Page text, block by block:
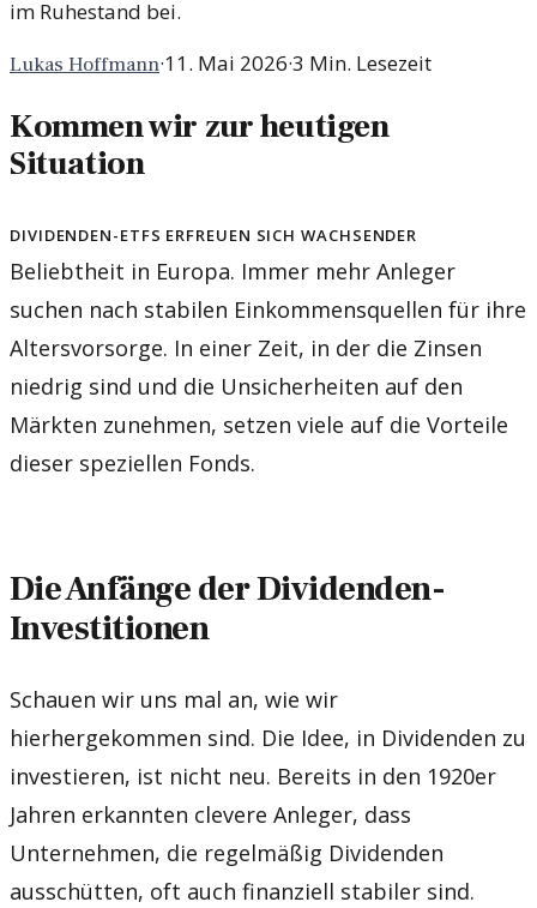
im Ruhestand bei.
Lukas Hoffmann·11. Mai 2026·3 Min. Lesezeit
Kommen wir zur heutigen
Situation
Dividenden-ETFs erfreuen sich wachsender
Beliebtheit in Europa. Immer mehr Anleger
suchen nach stabilen Einkommensquellen für ihre
Altersvorsorge. In einer Zeit, in der die Zinsen
niedrig sind und die Unsicherheiten auf den
Märkten zunehmen, setzen viele auf die Vorteile
dieser speziellen Fonds.
Die Anfänge der Dividenden-
Investitionen
Schauen wir uns mal an, wie wir
hierhergekommen sind. Die Idee, in Dividenden zu
investieren, ist nicht neu. Bereits in den 1920er
Jahren erkannten clevere Anleger, dass
Unternehmen, die regelmäßig Dividenden
ausschütten, oft auch finanziell stabiler sind.